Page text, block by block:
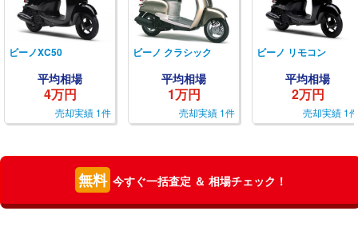
ビーノXC50
平均相場
4万円
売却実績 1件
ビーノ クラシック
平均相場
1万円
売却実績 1件
ビーノ リモコン
平均相場
2万円
売却実績 1件
無料 今すぐ一括査定 ＆ 相場チェック！